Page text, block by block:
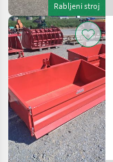
Rabljeni stroj